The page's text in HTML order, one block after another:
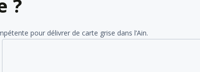
?
pour délivrer de carte grise dans l’Ain.